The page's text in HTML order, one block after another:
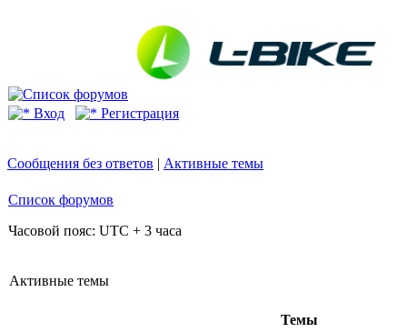
Вход Регистрация
Сообщения без ответов | Активные темы
Список форумов
Часовой пояс: UTC + 3 часа
Активные темы
Темы